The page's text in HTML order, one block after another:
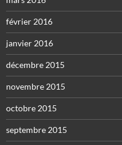
février 2016
janvier 2016
décembre 2015
novembre 2015
octobre 2015
septembre 2015